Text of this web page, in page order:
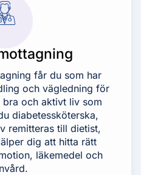
får du som har
och vägledning för
bra och aktivt liv som
diabetessköterska,
remitteras till dietist,
dig att hitta rätt
läkemedel och